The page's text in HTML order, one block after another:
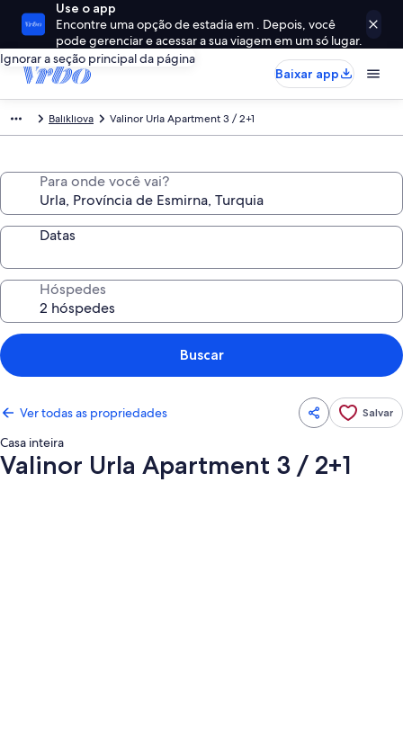
Use o app
Encontre uma opção de estadia em . Depois, você
pode gerenciar e acessar a sua viagem em um só lugar.
Ignorar a seção principal da página
Baixar app
Balıklıova Valinor Urla Apartment 3 / 2+1
Para onde você vai?
Datas
Hóspedes
Buscar
Ver todas as propriedades Salvar
Casa inteira
Valinor Urla Apartment 3 / 2+1